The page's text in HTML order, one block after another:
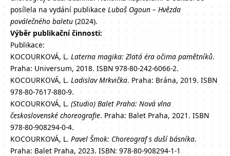
posílela na vydání publikace Luboš Ogoun – Hvězda
poválečného baletu(2024).
Výběr publikační činnosti:
Publikace:
KOCOURKOVÁ, L. Laterna magika: Zlatá éra očima pamětníků.
Praha: Universum, 2018. ISBN 978-80-242-6066-2.
KOCOURKOVÁ, L. Ladislav Mrkvička. Praha: Brána, 2019. ISBN
978-80-7617-880-9.
KOCOURKOVÁ, L. (Studio) Balet Praha: Nová vlna
československé choreografie. Praha: Balet Praha, 2021. ISBN
978-80-908294-0-4.
KOCOURKOVÁ, L. Pavel Šmok: Choreograf s duší básníka.
Praha: Balet Praha, 2023. ISBN: 978-80-908294-1-1